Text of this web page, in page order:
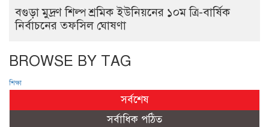
বগুড়া মুদ্রণ শিল্প শ্রমিক ইউনিয়নের ১০ম ত্রি-বার্ষিক
নির্বাচনের তফসিল ঘোষণা
BROWSE BY TAG
শিক্ষা
সর্বশেষ
সর্বাধিক পঠিত